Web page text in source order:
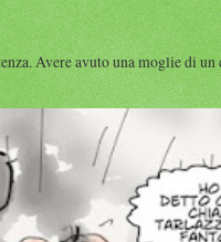
Avere avuto una moglie di un